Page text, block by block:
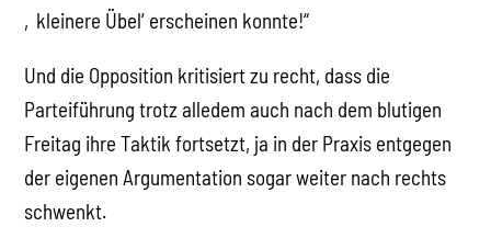
‚kleinere Übel‘ erscheinen konnte!“
Und die Opposition kritisiert zu recht, dass die
Parteiführung trotz alledem auch nach dem blutigen
Freitag ihre Taktik fortsetzt, ja in der Praxis entgegen
der eigenen Argumentation sogar weiter nach rechts
schwenkt.